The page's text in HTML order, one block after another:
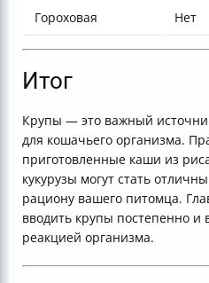
Гороховая Нет
Итог
Крупы — это важный
для кошачьего организма.
приготовленные каши из
кукурузы могут стать
рациону вашего питомца.
вводить крупы постепенно и
реакцией организма.